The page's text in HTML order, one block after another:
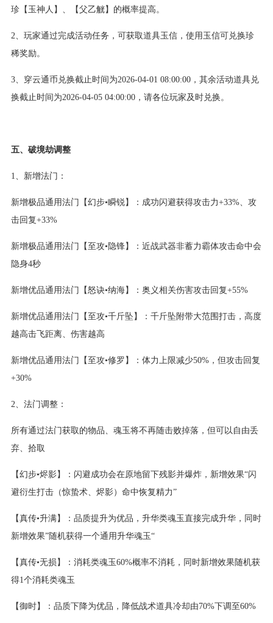
珍【玉神人】、【父乙觥】的概率提高。
2、玩家通过完成活动任务，可获取道具玉信，使用玉信可兑换珍
稀奖励。
3、穿云通币兑换截止时间为2026-04-01 08:00:00，其余活动道具兑
换截止时间为2026-04-05 04:00:00，请各位玩家及时兑换。
五、破境劫调整
1、新增法门：
新增极品通用法门【幻步•瞬锐】：成功闪避获得攻击力+33%、攻
击回复+33%
新增极品通用法门【至攻•隐锋】：近战武器非蓄力霸体攻击命中会
隐身4秒
新增优品通用法门【怒诀•纳海】：奥义相关伤害攻击回复+55%
新增优品通用法门【至攻•千斤坠】：千斤坠附带大范围打击，高度
越高击飞距离、伤害越高
新增优品通用法门【至攻•修罗】：体力上限减少50%，但攻击回复
+30%
2、法门调整：
所有通过法门获取的物品、魂玉将不再随击败掉落，但可以自由丢
弃、拾取
【幻步•烬影】：闪避成功会在原地留下残影并爆炸，新增效果“闪
避衍生打击（惊蛰术、烬影）命中恢复精力”
【真传•升满】：品质提升为优品，升华类魂玉直接完成升华，同时
新增效果”随机获得一个通用升华魂玉“
【真传•无损】：消耗类魂玉60%概率不消耗，同时新增效果随机获
得1个消耗类魂玉
【御时】：品质下降为优品，降低战术道具冷却由70%下调至60%